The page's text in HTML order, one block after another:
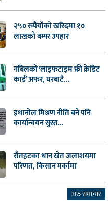
२५० रुपैयाँको खरिदमा १०
लाखको बम्पर उपहार
नबिलको ‘लाइफटाइम फ्री क्रेडिट
कार्ड’ अफर, घरबाटै...
इथानोल मिश्रण नीति बने पनि
कार्यान्वयन सुस्त...
रौतहटका धान खेत जलाशयमा
परिणत, किसान मर्कामा
अरु समाचार